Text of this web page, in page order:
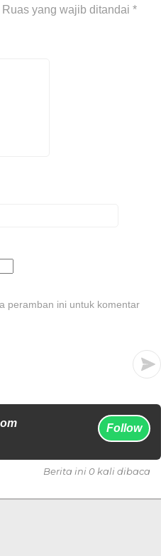
Ruas yang wajib ditandai *
peramban ini untuk komentar
Follow
Berita ini 0 kali dibaca